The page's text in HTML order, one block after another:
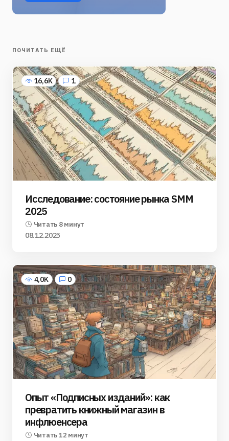
ПОЧИТАТЬ ЕЩЁ
16,6K 1
Исследование: состояние рынка SMM
2025
Читать 8 минут
08.12.2025
4,0K 0
Опыт «Подписных изданий»: как
превратить книжный магазин в
инфлюенсера
Читать 12 минут